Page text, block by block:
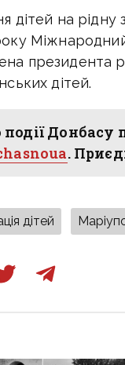
дітей на рідну
президента
дітей.
Донбасу
.
дітей